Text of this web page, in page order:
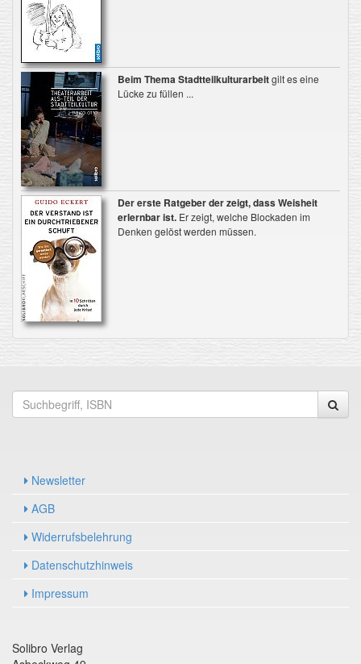
Beim Thema Stadtteilkulturarbeitgilt es eine
Lücke zu füllen ...
Der erste Ratgeber der zeigt, dass Weisheit
erlernbar ist.Er zeigt, welche Blockaden im
Denken gelöst werden müssen.
Newsletter
AGB
Widerrufsbelehrung
Datenschutzhinweis
Impressum
Solibro Verlag